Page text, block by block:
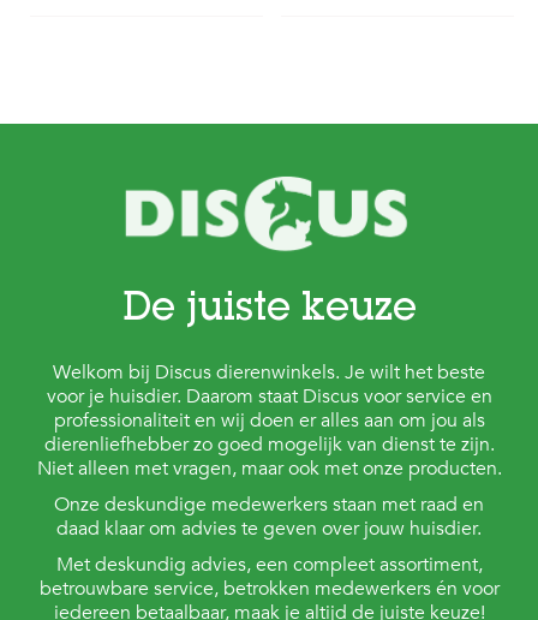
De juiste keuze
Welkom bij Discus dierenwinkels. Je wilt het beste
voor je huisdier. Daarom staat Discus voor service en
professionaliteit en wij doen er alles aan om jou als
dierenliefhebber zo goed mogelijk van dienst te zijn.
Niet alleen met vragen, maar ook met onze producten.
Onze deskundige medewerkers staan met raad en
daad klaar om advies te geven over jouw huisdier.
Met deskundig advies, een compleet assortiment,
betrouwbare service, betrokken medewerkers én voor
iedereen betaalbaar, maak je altijd de juiste keuze!